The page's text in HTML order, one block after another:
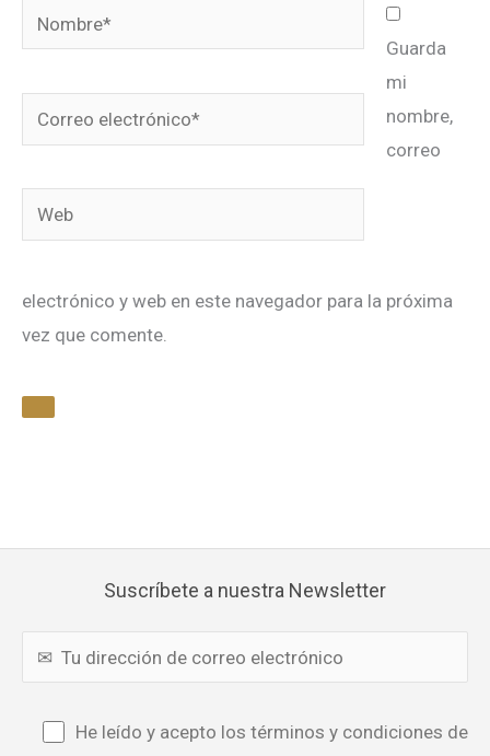
Nombre*
Correo
electrónico*
Web
Guarda
mi
nombre,
correo
electrónico y web en este navegador para la próxima
vez que comente.
Suscríbete a nuestra Newsletter
He leído y acepto los términos y condiciones de